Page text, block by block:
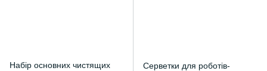
Набір основних чистящих
Серветки для роботів-